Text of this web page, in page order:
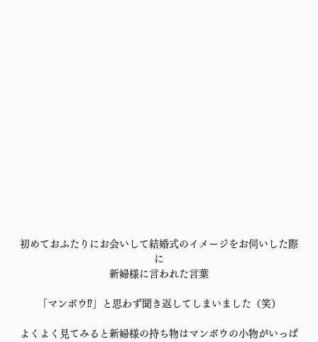
初めておふたりにお会いして結婚式のイメージをお伺いした際
に
新婦様に言われた言葉
「マンボウ⁉」と思わず聞き返してしまいました（笑）
よくよく見てみると新婦様の持ち物はマンボウの小物がいっぱ